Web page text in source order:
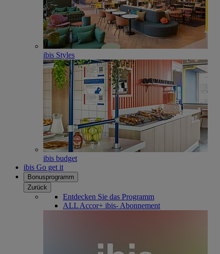
ibis Styles
ibis budget
ibis Go get it
Bonusprogramm
Zurück
Entdecken Sie das Programm
ALL Accor+ ibis- Abonnement